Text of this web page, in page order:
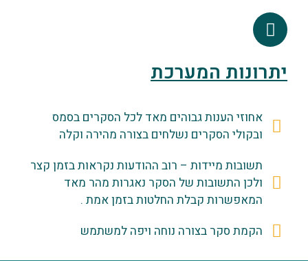
יתרונות המערכת
אחוזי הענות גבוהים מאד לכל הסקרים בסמס
ובקולי הסקרים נשלחים בצורה מהירה וקלה
תשובות מיידות – רוב ההודעות נקראות בזמן קצר
ולכן התשובות של הסקר נאגרות מהר מאד
המאפשרות קבלת החלטות בזמן אמת .
הקמת סקר בצורה נוחה ויפה למשתמש